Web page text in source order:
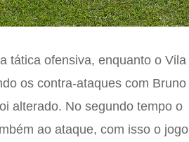
tática ofensiva, enquanto o Vila
os contra-ataques com Bruno
alterado. No segundo tempo o
ao ataque, com isso o jogo